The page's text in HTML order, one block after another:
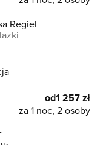
Regiel
od1 257 zł
za 1 noc, 2 osoby